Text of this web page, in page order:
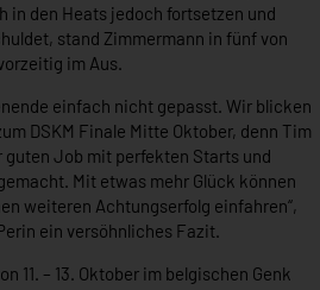
in den Heats jedoch fortsetzen und
stand Zimmermann in fünf von
im Aus.
einfach nicht gepasst. Wir blicken
DSKM Finale Mitte Oktober, denn Tim
guten Job mit perfekten Starts und
Mit etwas mehr Glück können
weiteren Achtungserfolg einfahren“,
ein versöhnliches Fazit.
11. – 13. Oktober im belgischen Genk